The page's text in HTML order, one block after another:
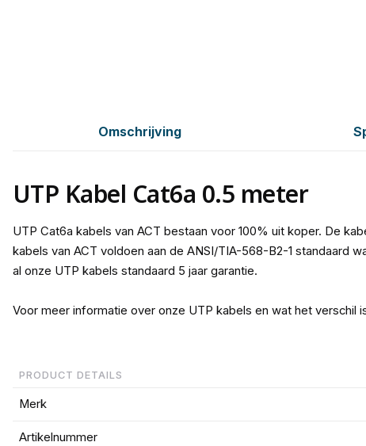
Omschrijving
UTP Kabel Cat6a 0.5 meter
UTP Cat6a kabels van ACT bestaan voor 100% uit koper. De
kabels van ACT voldoen aan de ANSI/TIA-568-B2-1 standaard
al onze UTP kabels standaard 5 jaar garantie.
Voor meer informatie over onze UTP kabels en wat het verschil
PRODUCT DETAILS
Merk
Artikelnummer